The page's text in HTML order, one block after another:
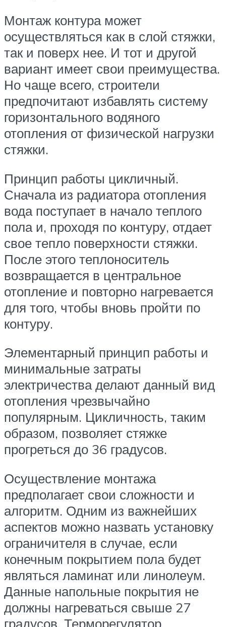
Монтаж контура может
осуществляться как в слой стяжки,
так и поверх нее. И тот и другой
вариант имеет свои преимущества.
Но чаще всего, строители
предпочитают избавлять систему
горизонтального водяного
отопления от физической нагрузки
стяжки.
Принцип работы цикличный.
Сначала из радиатора отопления
вода поступает в начало теплого
пола и, проходя по контуру, отдает
свое тепло поверхности стяжки.
После этого теплоноситель
возвращается в центральное
отопление и повторно нагревается
для того, чтобы вновь пройти по
контуру.
Элементарный принцип работы и
минимальные затраты
электричества делают данный вид
отопления чрезвычайно
популярным. Цикличность, таким
образом, позволяет стяжке
прогреться до 36 градусов.
Осуществление монтажа
предполагает свои сложности и
алгоритм. Одним из важнейших
аспектов можно назвать установку
ограничителя в случае, если
конечным покрытием пола будет
являться ламинат или линолеум.
Данные напольные покрытия не
должны нагреваться свыше 27
градусов. Терморегулятор